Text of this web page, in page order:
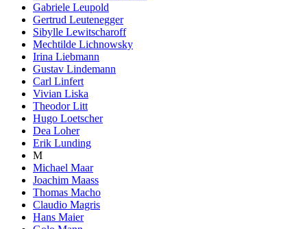
Gabriele Leupold
Gertrud Leutenegger
Sibylle Lewitscharoff
Mechtilde Lichnowsky
Irina Liebmann
Gustav Lindemann
Carl Linfert
Vivian Liska
Theodor Litt
Hugo Loetscher
Dea Loher
Erik Lunding
M
Michael Maar
Joachim Maass
Thomas Macho
Claudio Magris
Hans Maier